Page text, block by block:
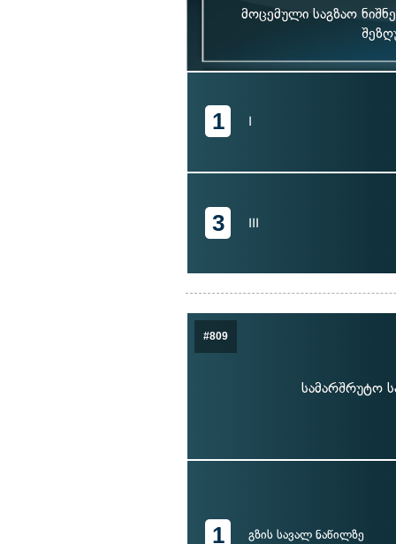
მოცემული საგზაო
1 I
3 III
#809
სამარშრუტო
1 გზის სავალ ნაწილზე